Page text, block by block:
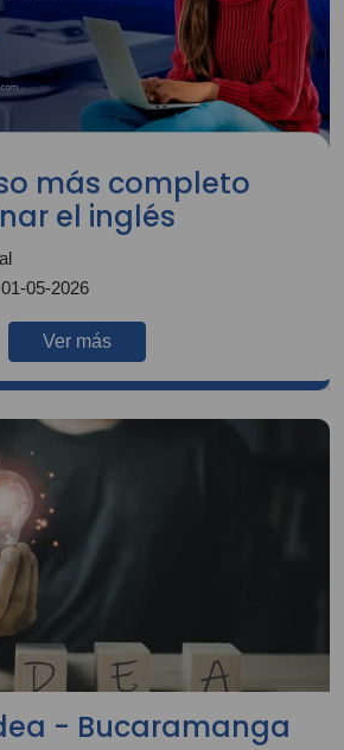
más completo
el inglés
01-05-2026
Ver más
- Bucaramanga